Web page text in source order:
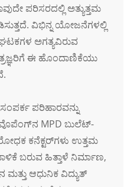
ಪರಿಸರದಲ್ಲಿ ಅತ್ಯುತ್ತಮ
ವಿಭಿನ್ನ ಯೋಜನೆಗಳಲ್ಲಿ
ಅಗತ್ಯವಿರುವ
ಈ ಹೊಂದಾಣಿಕೆಯು
ಪರಿಹಾರವನ್ನು
MPD ಬುಲೆಟ್-
ಕನೆಕ್ಟರ್‌ಗಳು ಉತ್ತಮ
ಬರುವ ಹಿತ್ತಾಳೆ ನಿರ್ಮಾಣ,
ಆಧುನಿಕ ವಿದ್ಯುತ್